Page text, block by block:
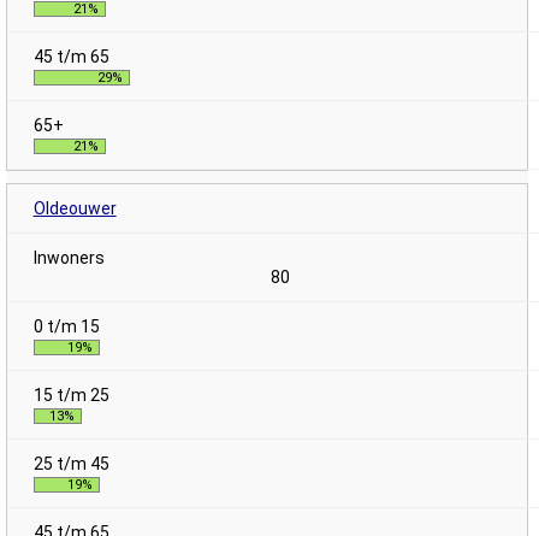
21%
29%
21%
Oldeouwer
80
19%
13%
19%